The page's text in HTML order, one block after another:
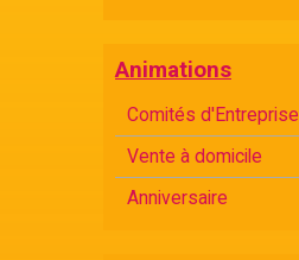
Animations
Comités d'Entreprise
Vente à domicile
Anniversaire